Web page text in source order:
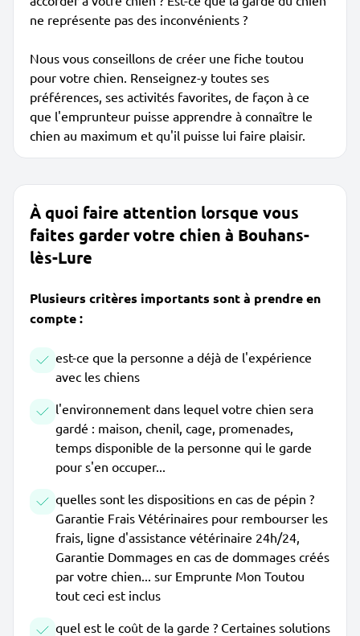
ne représente pas des inconvénients ?
Nous vous conseillons de créer une fiche toutou
pour votre chien. Renseignez-y toutes ses
préférences, ses activités favorites, de façon à ce
que l'emprunteur puisse apprendre à connaître le
chien au maximum et qu'il puisse lui faire plaisir.
À quoi faire attention lorsque vous
faites garder votre chien à Bouhans-
lès-Lure
Plusieurs critères importants sont à prendre en
compte :
est-ce que la personne a déjà de l'expérience
avec les chiens
l'environnement dans lequel votre chien sera
gardé : maison, chenil, cage, promenades,
temps disponible de la personne qui le garde
pour s'en occuper...
quelles sont les dispositions en cas de pépin ?
Garantie Frais Vétérinaires pour rembourser les
frais, ligne d'assistance vétérinaire 24h/24,
Garantie Dommages en cas de dommages créés
par votre chien... sur Emprunte Mon Toutou
tout ceci est inclus
quel est le coût de la garde ? Certaines solutions